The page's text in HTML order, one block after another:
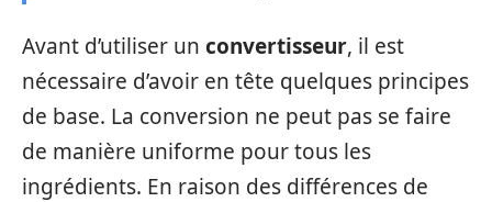
Avant d’utiliser un convertisseur, il est
nécessaire d’avoir en tête quelques principes
de base. La conversion ne peut pas se faire
de manière uniforme pour tous les
ingrédients. En raison des différences de